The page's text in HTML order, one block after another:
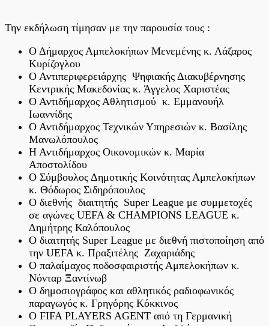
Την εκδήλωση τίμησαν με την παρουσία τους :
Ο Δήμαρχος Αμπελοκήπων Μενεμένης κ. Λάζαρος
Κυρίζογλου
Ο Αντιπεριφερειάρχης Ψηφιακής Διακυβέρνησης
Κεντρικής Μακεδονίας κ. Άγγελος Χαριστέας
Ο Αντιδήμαρχος Αθλητισμού κ. Εμμανουήλ
Ιωαννίδης
Ο Αντιδήμαρχος Τεχνικών Υπηρεσιών κ. Βασίλης
Μανωλόπουλος
Η Αντιδήμαρχος Οικονομικών κ. Μαρία
Αποστολίδου
Ο Σύμβουλος Δημοτικής Κοινότητας Αμπελοκήπων
κ. Θόδωρος Σιδηρόπουλος
Ο διεθνής διαιτητής Super League με συμμετοχές
σε αγώνες UEFA & CHAMPIONS LEAGUE κ.
Δημήτρης Καλόπουλος
Ο διαιτητής Super League με διεθνή πιστοποίηση από
την UEFA κ. Πραξιτέλης Ζαχαριάδης
Ο παλαίμαχος ποδοσφαιριστής Αμπελοκήπων κ.
Νόνταρ Ξαντίνωβ
Ο δημοσιογράφος και αθλητικός ραδιοφωνικός
παραγωγός κ. Γρηγόρης Κόκκινος
Ο FIFA PLAYERS AGENT από τη Γερμανική